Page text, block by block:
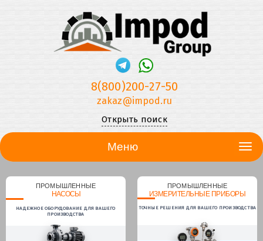
8(800)200-27-50
zakaz@impod.ru
Открыть поиск
Меню
ПРОМЫШЛЕННЫЕ
НАСОСЫ
НАДЕЖНОЕ ОБОРУДОВАНИЕ ДЛЯ ВАШЕГО
ПРОИЗВОДСТВА
ПРОМЫШЛЕННЫЕ
ИЗМЕРИТЕЛЬНЫЕ ПРИБОРЫ
ТОЧНЫЕ РЕШЕНИЯ ДЛЯ ВАШЕГО ПРОИЗВОДСТВА